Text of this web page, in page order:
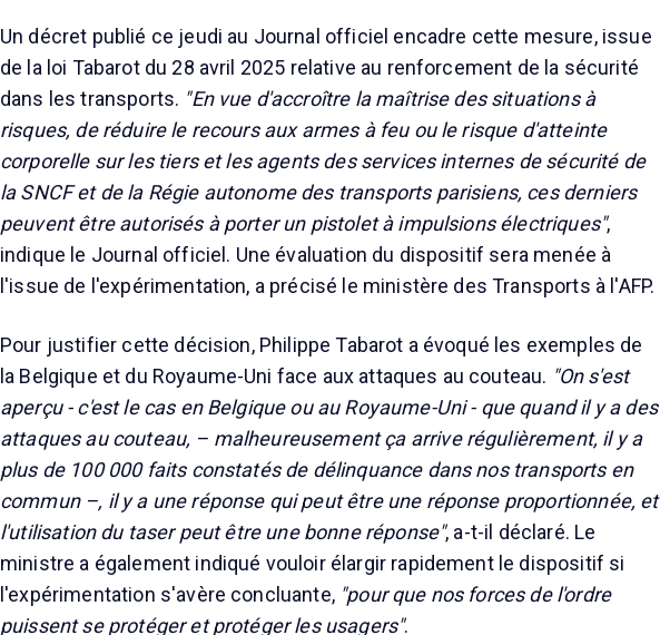
Un décret publié ce jeudi au Journal officiel encadre cette mesure, issue
de la loi Tabarot du 28 avril 2025 relative au renforcement de la sécurité
dans les transports. "En vue d'accroître la maîtrise des situations à
risques, de réduire le recours aux armes à feu ou le risque d'atteinte
corporelle sur les tiers et les agents des services internes de sécurité de
la SNCF et de la Régie autonome des transports parisiens, ces derniers
peuvent être autorisés à porter un pistolet à impulsions électriques",
indique le Journal officiel. Une évaluation du dispositif sera menée à
l'issue de l'expérimentation, a précisé le ministère des Transports à l'AFP.
Pour justifier cette décision, Philippe Tabarot a évoqué les exemples de
la Belgique et du Royaume-Uni face aux attaques au couteau. "On s'est
aperçu - c'est le cas en Belgique ou au Royaume-Uni - que quand il y a des
attaques au couteau, – malheureusement ça arrive régulièrement, il y a
plus de 100 000 faits constatés de délinquance dans nos transports en
commun –, il y a une réponse qui peut être une réponse proportionnée, et
l'utilisation du taser peut être une bonne réponse", a-t-il déclaré. Le
ministre a également indiqué vouloir élargir rapidement le dispositif si
l'expérimentation s'avère concluante, "pour que nos forces de l'ordre
puissent se protéger et protéger les usagers".